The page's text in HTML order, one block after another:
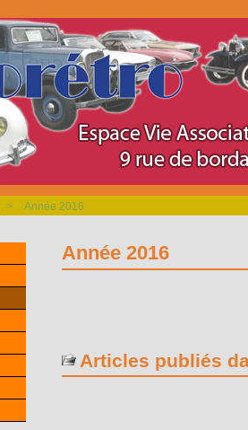
> Année 2016
Année 2016
Articles publiés